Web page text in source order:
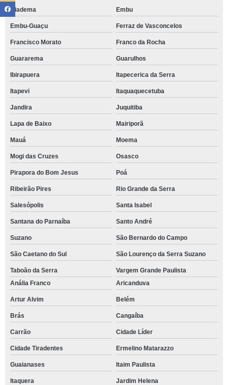
Diadema Embu
Embu-Guaçu Ferraz de Vasconcelos
Francisco Morato Franco da Rocha
Guararema Guarulhos
Ibirapuera Itapecerica da Serra
Itapevi Itaquaquecetuba
Jandira Juquitiba
Lapa de Baixo Mairiporã
Mauá Moema
Mogi das Cruzes Osasco
Pirapora do Bom Jesus Poá
Ribeirão Pires Rio Grande da Serra
Salesópolis Santa Isabel
Santana do Parnaíba Santo André
Suzano São Bernardo do Campo
São Caetano do Sul São Lourenço da Serra Suzano
Taboão da Serra
Vargem Grande Paulista
Anália Franco
Aricanduva
Artur Alvim Belém
Brás Cangaíba
Carrão Cidade Líder
Cidade Tiradentes Ermelino Matarazzo
Guaianases Itaim Paulista
Itaquera Jardim Helena